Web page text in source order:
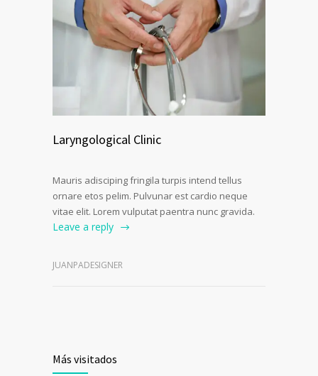
Laryngological Clinic
Mauris adisciping fringila turpis intend tellus
ornare etos pelim. Pulvunar est cardio neque
vitae elit. Lorem vulputat paentra nunc gravida.
Leave a reply
JUANPADESIGNER
Más visitados